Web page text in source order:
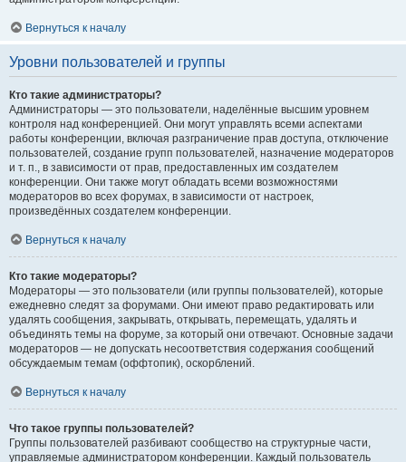
Вернуться к началу
Уровни пользователей и группы
Кто такие администраторы?
Администраторы — это пользователи, наделённые высшим уровнем
контроля над конференцией. Они могут управлять всеми аспектами
работы конференции, включая разграничение прав доступа, отключение
пользователей, создание групп пользователей, назначение модераторов
и т. п., в зависимости от прав, предоставленных им создателем
конференции. Они также могут обладать всеми возможностями
модераторов во всех форумах, в зависимости от настроек,
произведённых создателем конференции.
Вернуться к началу
Кто такие модераторы?
Модераторы — это пользователи (или группы пользователей), которые
ежедневно следят за форумами. Они имеют право редактировать или
удалять сообщения, закрывать, открывать, перемещать, удалять и
объединять темы на форуме, за который они отвечают. Основные задачи
модераторов — не допускать несоответствия содержания сообщений
обсуждаемым темам (оффтопик), оскорблений.
Вернуться к началу
Что такое группы пользователей?
Группы пользователей разбивают сообщество на структурные части,
управляемые администратором конференции. Каждый пользователь